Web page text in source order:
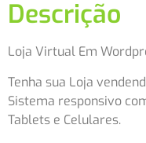
Descrição
Loja Virtual Em
Tenha sua Loja
Sistema responsivo
Tablets e Celulares.